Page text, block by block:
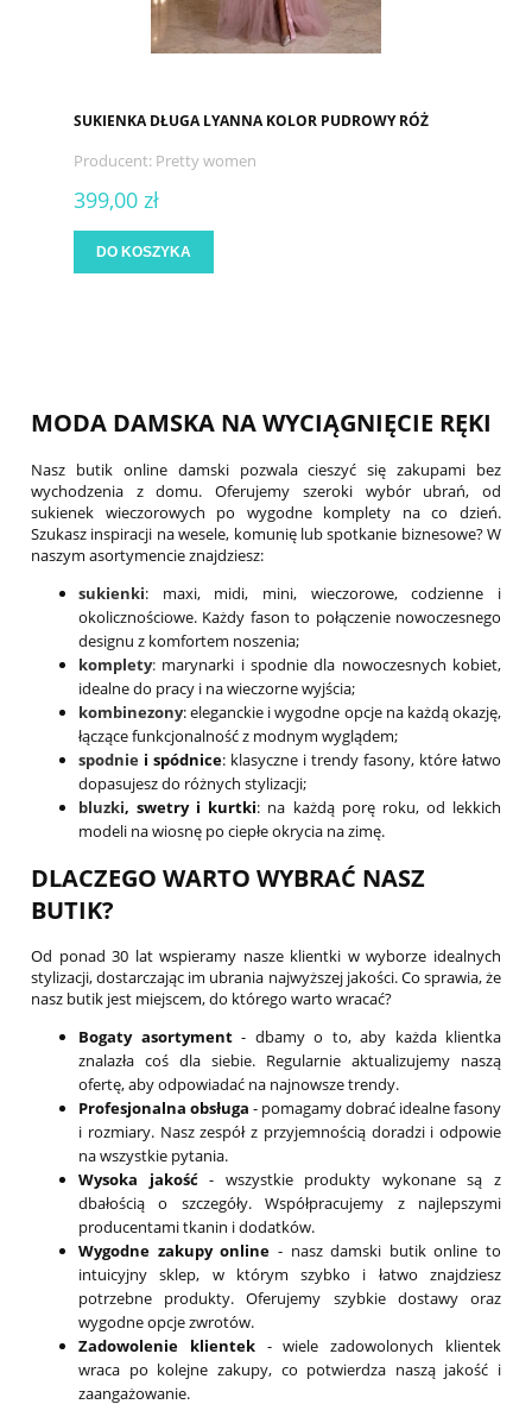
SUKIENKA DŁUGA LYANNA KOLOR PUDROWY RÓŻ
Producent: Pretty women
399,00 zł
DO KOSZYKA
MODA DAMSKA NA WYCIĄGNIĘCIE RĘKI
Nasz butik online damski pozwala cieszyć się zakupami bez
wychodzenia z domu. Oferujemy szeroki wybór ubrań, od
sukienek wieczorowych po wygodne komplety na co dzień.
Szukasz inspiracji na wesele, komunię lub spotkanie biznesowe? W
naszym asortymencie znajdziesz:
sukienki: maxi, midi, mini, wieczorowe, codzienne i
okolicznościowe. Każdy fason to połączenie nowoczesnego
designu z komfortem noszenia;
komplety: marynarki i spodnie dla nowoczesnych kobiet,
idealne do pracy i na wieczorne wyjścia;
kombinezony: eleganckie i wygodne opcje na każdą okazję,
łączące funkcjonalność z modnym wyglądem;
spodnie i spódnice: klasyczne i trendy fasony, które łatwo
dopasujesz do różnych stylizacji;
bluzki, swetry i kurtki: na każdą porę roku, od lekkich
modeli na wiosnę po ciepłe okrycia na zimę.
DLACZEGO WARTO WYBRAĆ NASZ
BUTIK?
Od ponad 30 lat wspieramy nasze klientki w wyborze idealnych
stylizacji, dostarczając im ubrania najwyższej jakości. Co sprawia, że
nasz butik jest miejscem, do którego warto wracać?
Bogaty asortyment- dbamy o to, aby każda klientka
znalazła coś dla siebie. Regularnie aktualizujemy naszą
ofertę, aby odpowiadać na najnowsze trendy.
Profesjonalna obsługa - pomagamy dobrać idealne fasony
i rozmiary. Nasz zespół z przyjemnością doradzi i odpowie
na wszystkie pytania.
Wysoka jakość- wszystkie produkty wykonane są z
dbałością o szczegóły. Współpracujemy z najlepszymi
producentami tkanin i dodatków.
Wygodne zakupy online - nasz damski butik online to
intuicyjny sklep, w którym szybko i łatwo znajdziesz
potrzebne produkty. Oferujemy szybkie dostawy oraz
wygodne opcje zwrotów.
Zadowolenie klientek- wiele zadowolonych klientek
wraca po kolejne zakupy, co potwierdza naszą jakość i
zaangażowanie.